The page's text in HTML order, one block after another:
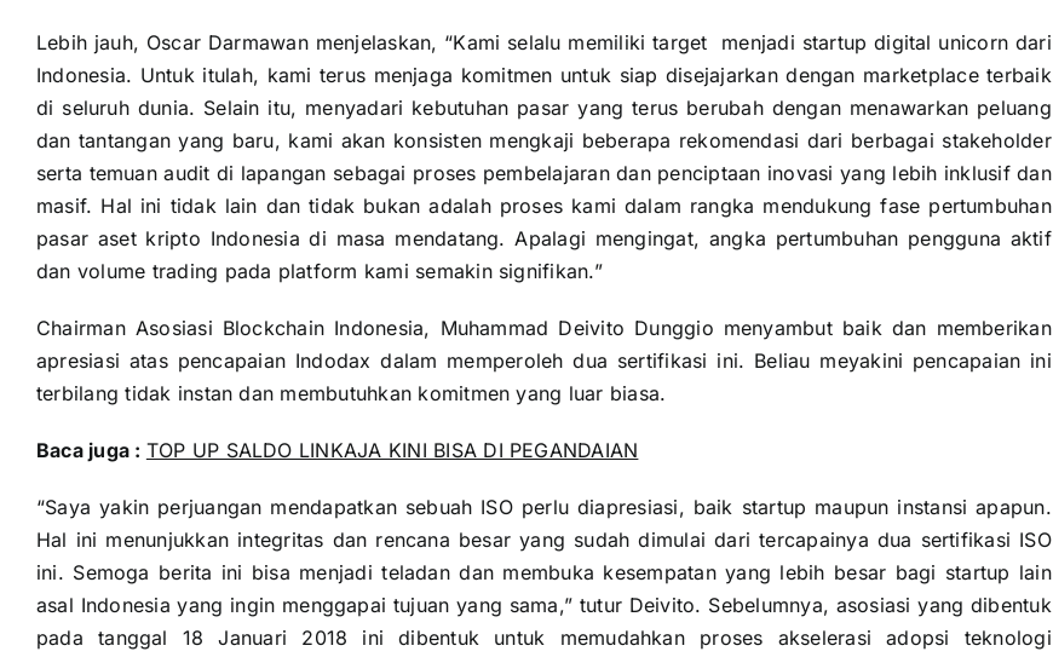
Lebih jauh, Oscar Darmawan menjelaskan, “Kami selalu memiliki target menjadi startup digital unicorn dari
Indonesia. Untuk itulah, kami terus menjaga komitmen untuk siap disejajarkan dengan marketplace terbaik
di seluruh dunia. Selain itu, menyadari kebutuhan pasar yang terus berubah dengan menawarkan peluang
dan tantangan yang baru, kami akan konsisten mengkaji beberapa rekomendasi dari berbagai stakeholder
serta temuan audit di lapangan sebagai proses pembelajaran dan penciptaan inovasi yang lebih inklusif dan
masif. Hal ini tidak lain dan tidak bukan adalah proses kami dalam rangka mendukung fase pertumbuhan
pasar aset kripto Indonesia di masa mendatang. Apalagi mengingat, angka pertumbuhan pengguna aktif
dan volume trading pada platform kami semakin signifikan.”
Chairman Asosiasi Blockchain Indonesia, Muhammad Deivito Dunggio menyambut baik dan memberikan
apresiasi atas pencapaian Indodax dalam memperoleh dua sertifikasi ini. Beliau meyakini pencapaian ini
terbilang tidak instan dan membutuhkan komitmen yang luar biasa.
Baca juga : TOP UP SALDO LINKAJA KINI BISA DI PEGANDAIAN
“Saya yakin perjuangan mendapatkan sebuah ISO perlu diapresiasi, baik startup maupun instansi apapun.
Hal ini menunjukkan integritas dan rencana besar yang sudah dimulai dari tercapainya dua sertifikasi ISO
ini. Semoga berita ini bisa menjadi teladan dan membuka kesempatan yang lebih besar bagi startup lain
asal Indonesia yang ingin menggapai tujuan yang sama,” tutur Deivito. Sebelumnya, asosiasi yang dibentuk
pada tanggal 18 Januari 2018 ini dibentuk untuk memudahkan proses akselerasi adopsi teknologi